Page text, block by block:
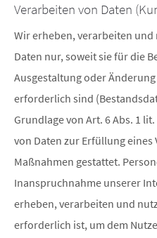
Verarbeiten von Daten
Wir erheben, verarbeiten
Daten nur, soweit sie für die
Ausgestaltung oder
erforderlich sind
Grundlage von Art. 6 Abs. 1
von Daten zur Erfüllung
Maßnahmen gestattet.
Inanspruchnahme unserer
erheben, verarbeiten und
erforderlich ist, um dem